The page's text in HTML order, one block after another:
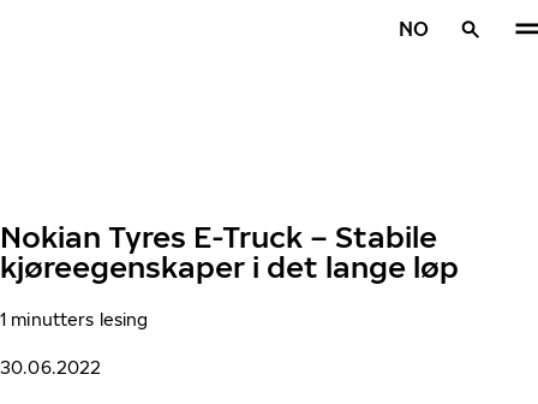
NO
Nokian Tyres E-Truck – Stabile
kjøreegenskaper i det lange løp
1 minutters lesing
30.06.2022